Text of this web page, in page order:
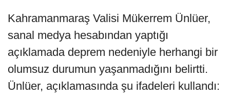
Kahramanmaraş Valisi Mükerrem Ünlüer,
sanal medya hesabından yaptığı
açıklamada deprem nedeniyle herhangi bir
olumsuz durumun yaşanmadığını belirtti.
Ünlüer, açıklamasında şu ifadeleri kullandı: